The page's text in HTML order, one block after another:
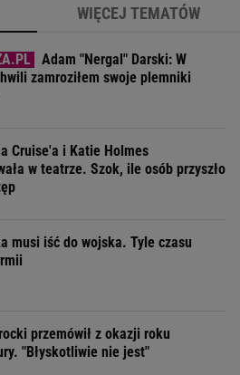
WIĘCEJ TEMATÓW
Adam "Nergal" Darski: W
zamroziłem swoje plemniki
Cruise'a i Katie Holmes
w teatrze. Szok, ile osób przyszło
musi iść do wojska. Tyle czasu
przemówił z okazji roku
"Błyskotliwie nie jest"